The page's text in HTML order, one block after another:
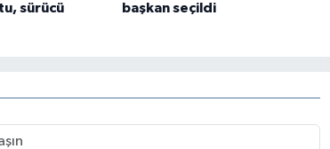
sürücü
başkan seçildi